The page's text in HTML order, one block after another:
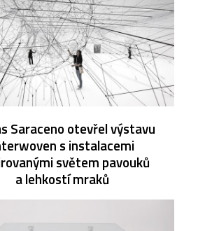
Saraceno otevřel výstavu
s instalacemi
světem pavouků
a lehkostí mraků